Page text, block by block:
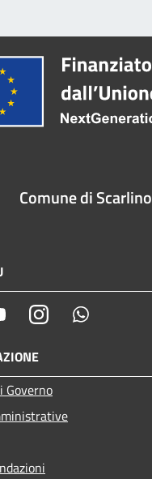
Comune di Scarlino
YoutubeInstagram
Governo